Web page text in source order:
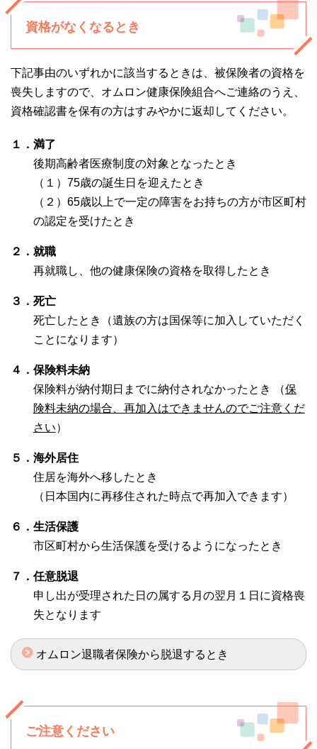
資格がなくなるとき
下記事由のいずれかに該当するときは、被保険者の資格を
喪失しますので、オムロン健康保険組合へご連絡のうえ、
資格確認書を保有の方はすみやかに返却してください。
１．満了
後期高齢者医療制度の対象となったとき
（１）75歳の誕生日を迎えたとき
（２）65歳以上で一定の障害をお持ちの方が市区町村
の認定を受けたとき
２．就職
再就職し、他の健康保険の資格を取得したとき
３．死亡
死亡したとき（遺族の方は国保等に加入していただく
ことになります）
４．保険料未納
保険料が納付期日までに納付されなかったとき （保
険料未納の場合、再加入はできませんのでご注意くだ
さい）
５．海外居住
住居を海外へ移したとき
（日本国内に再移住された時点で再加入できます）
６．生活保護
市区町村から生活保護を受けるようになったとき
７．任意脱退
申し出が受理された日の属する月の翌月１日に資格喪
失となります
オムロン退職者保険から脱退するとき
ご注意ください